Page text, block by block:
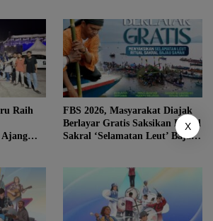
Raih
FBS 2026, Masyarakat Diajak
Berlayar Gratis Saksikan Ritual
Sakral ‘Selamatan Leut’ Bajau
X